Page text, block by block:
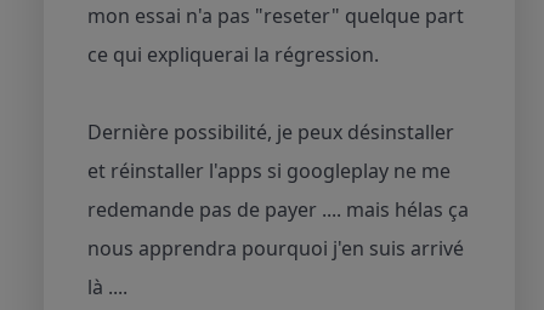
mon essai n'a pas "reseter" quelque part
ce qui expliquerai la régression.
Dernière possibilité, je peux désinstaller
et réinstaller l'apps si googleplay ne me
redemande pas de payer .... mais hélas ça
nous apprendra pourquoi j'en suis arrivé
là ....